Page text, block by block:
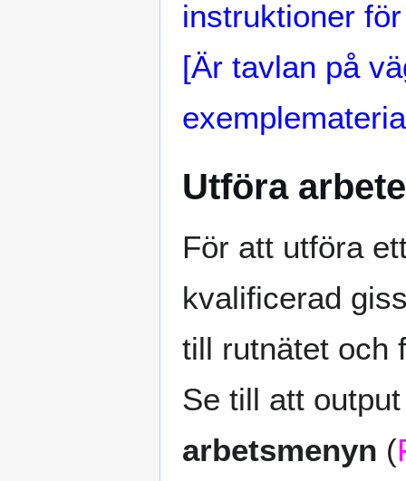
instruktioner
[Är tavlan på
Utföra
För att utföra
kvalificerad
till rutnätet och
Se till att
arbetsmenyn (